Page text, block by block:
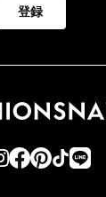
登録